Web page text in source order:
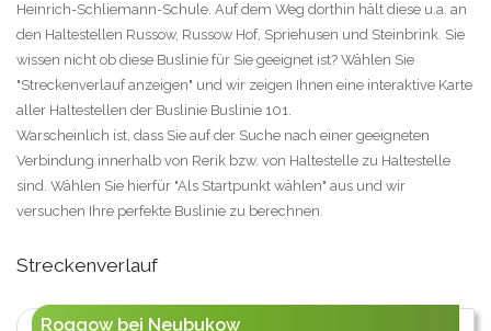
Heinrich-Schliemann-Schule. Auf dem Weg dorthin hält diese u.a. an
den Haltestellen Russow, Russow Hof, Spriehusen und Steinbrink. Sie
wissen nicht ob diese Buslinie für Sie geeignet ist? Wählen Sie
"Streckenverlauf anzeigen" und wir zeigen Ihnen eine interaktive Karte
aller Haltestellen der Buslinie Buslinie 101.
Warscheinlich ist, dass Sie auf der Suche nach einer geeigneten
Verbindung innerhalb von Rerik bzw. von Haltestelle zu Haltestelle
sind. Wählen Sie hierfür "Als Startpunkt wählen" aus und wir
versuchen Ihre perfekte Buslinie zu berechnen.
Streckenverlauf
Roggow bei Neubukow